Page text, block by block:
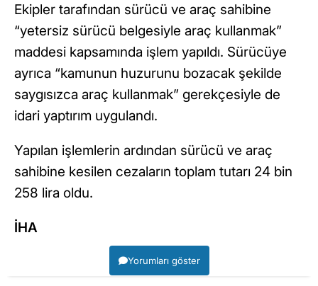
Ekipler tarafından sürücü ve araç sahibine
“yetersiz sürücü belgesiyle araç kullanmak”
maddesi kapsamında işlem yapıldı. Sürücüye
ayrıca “kamunun huzurunu bozacak şekilde
saygısızca araç kullanmak” gerekçesiyle de
idari yaptırım uygulandı.
Yapılan işlemlerin ardından sürücü ve araç
sahibine kesilen cezaların toplam tutarı 24 bin
258 lira oldu.
İHA
Yorumları göster